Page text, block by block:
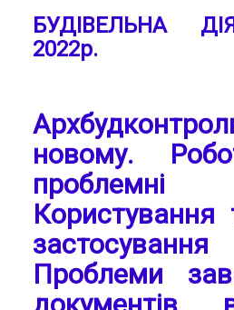
БУДІВЕЛЬНА
2022р.
новому.
проблемні
Проблеми